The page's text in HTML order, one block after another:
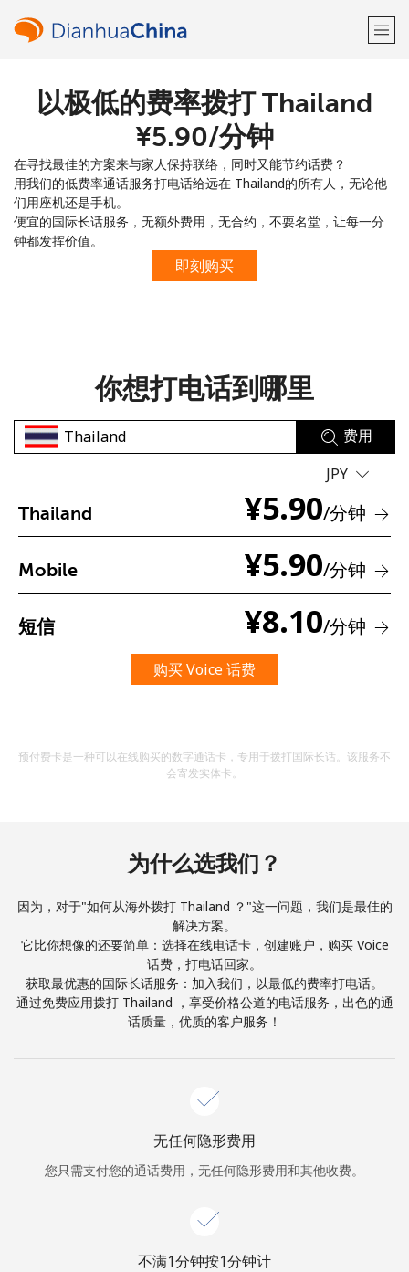
欢迎！
已经有账户了 请登录 →
未创建密码
至少 8 个字符
一个大写字母和一个小写字母
一个数字
加入
你好！
登录或现在加入 →
忘记密码 →
登录
以极低的费率拨打 Thailand
⁦¥5.90⁩/分钟
在寻找最佳的方案来与家人保持联络，同时又能节约话费？
用我们的低费率通话服务打电话给远在 Thailand的所有人，无论他
们用座机还是手机。
便宜的国际长话服务，无额外费用，无合约，不耍名堂，让每一分
钟都发挥价值。
即刻购买
你想打电话到哪里
费用
JPY
Thailand ¥5.90/分钟
Mobile ¥5.90/分钟
短信 ¥8.10/分钟
购买 Voice 话费
预付费卡是一种可以在线购买的数字通话卡，专用于拨打国际长话。该服务不
会寄发实体卡。
为什么选我们？
因为，对于"如何从海外拨打 Thailand ？"这一问题，我们是最佳的
解决方案。
它比你想像的还要简单：选择在线电话卡，创建账户，购买 Voice
话费，打电话回家。
获取最优惠的国际长话服务：加入我们，以最低的费率打电话。
通过免费应用拨打 Thailand ，享受价格公道的电话服务，出色的通
话质量，优质的客户服务！
无任何隐形费用
您只需支付您的通话费用，无任何隐形费用和其他收费。
不满1分钟按1分钟计